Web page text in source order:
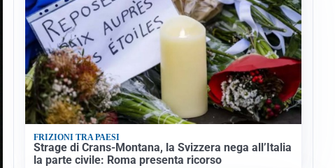
FRIZIONI TRA PAESI
Strage di Crans-Montana, la Svizzera nega all’Italia
la parte civile: Roma presenta ricorso